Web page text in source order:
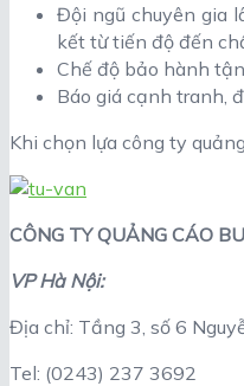
Đội ngũ chuyên gia
kết từ tiến độ đến
Chế độ bảo hành
Báo giá cạnh tranh,
Khi chọn lựa công ty
CÔNG TY QUẢNG CÁO
VP Hà Nội:
Địa chỉ: Tầng 3, số 6
Tel: (0243) 237 3692